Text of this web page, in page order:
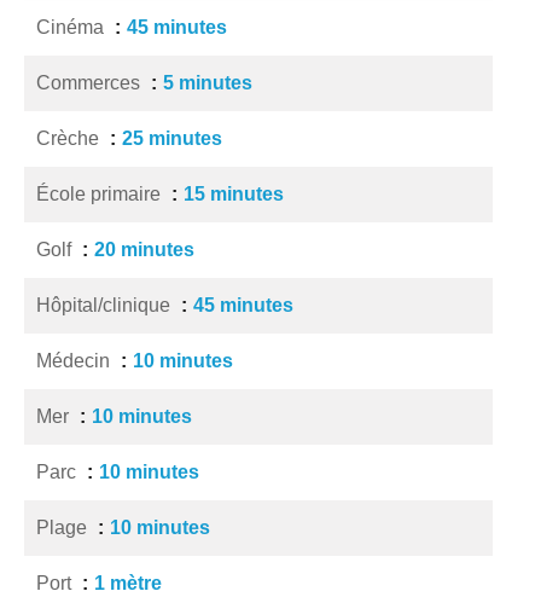
Cinéma 45 minutes
Commerces 5 minutes
Crèche 25 minutes
École primaire 15 minutes
Golf 20 minutes
Hôpital/clinique 45 minutes
Médecin 10 minutes
Mer 10 minutes
Parc 10 minutes
Plage 10 minutes
Port 1 mètre